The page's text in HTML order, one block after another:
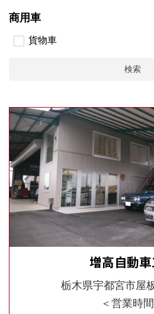
商用車
貨物車
検索
増高自動
栃木県宇都宮市屋
＜営業時